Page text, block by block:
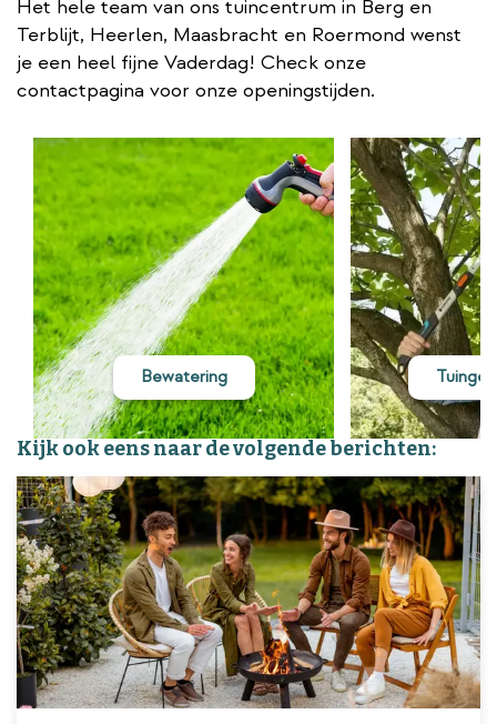
Het hele team van ons tuincentrum in Berg en
Terblijt, Heerlen, Maasbracht en Roermond wenst
je een heel fijne Vaderdag! Check onze
contactpagina voor onze openingstijden.
Bewatering
Kijk ook eens naar de volgende berichten: